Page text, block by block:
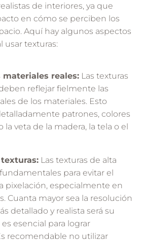
de interiores, ya que
en cómo se perciben los
Aquí hay algunos aspectos
usar texturas:
materiales reales: Las texturas
reflejar fielmente las
de los materiales. Esto
patrones, colores
la veta de la madera, la tela o el
Las texturas de alta
para evitar el
pixelación, especialmente en
Cuanta mayor sea la resolución
detallado y realista será su
esencial para lograr
recomendable no utilizar